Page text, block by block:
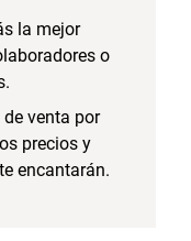
la mejor
o
venta por
precios y
encantarán.